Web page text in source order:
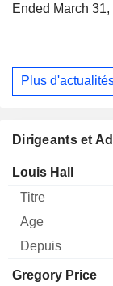
Ended March
Plus
Dirigeants et
Dirigeant Titre
Louis Hall
Gregory Price